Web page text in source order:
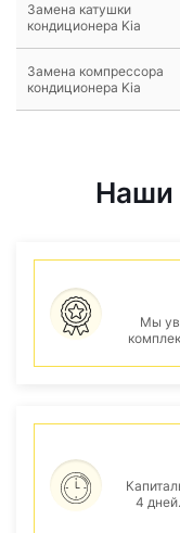
Замена катушки
кондиционера Kia
Замена компрессора
кондиционера Kia
Наши
Мы
4